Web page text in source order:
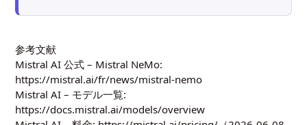
参考文献
Mistral AI 公式 – Mistral NeMo:
https://mistral.ai/fr/news/mistral-nemo
Mistral AI – モデル一覧:
https://docs.mistral.ai/models/overview